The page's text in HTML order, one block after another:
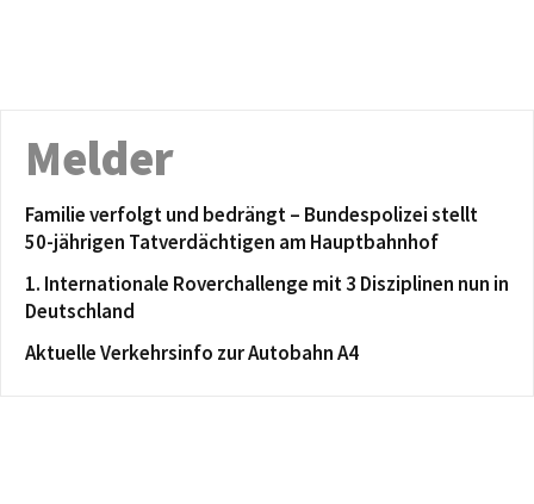
Melder
Familie verfolgt und bedrängt – Bundespolizei stellt
50-jährigen Tatverdächtigen am Hauptbahnhof
1. Internationale Roverchallenge mit 3 Disziplinen nun in
Deutschland
Aktuelle Verkehrsinfo zur Autobahn A4